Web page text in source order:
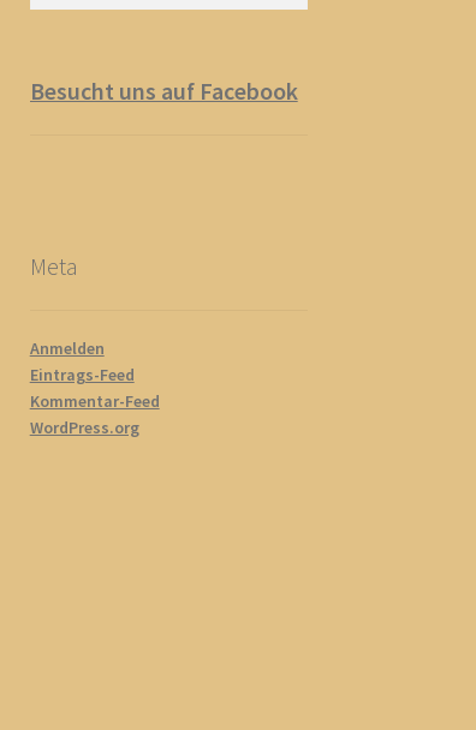
Besucht uns auf Facebook
Meta
Anmelden
Eintrags-Feed
Kommentar-Feed
WordPress.org